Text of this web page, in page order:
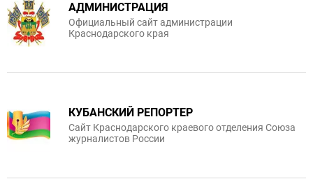
АДМИНИСТРАЦИЯ
Официальный сайт администрации
Краснодарского края
КУБАНСКИЙ РЕПОРТЕР
Сайт Краснодарского краевого отделения Союза
журналистов России